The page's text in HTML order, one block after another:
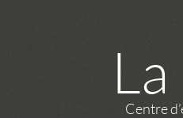
Centre